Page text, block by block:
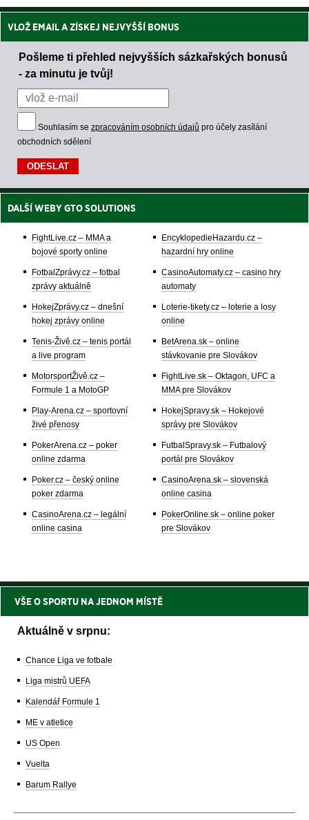
VLOŽ EMAIL A ZÍSKEJ NEJVYŠŠÍ BONUS
Pošleme ti přehled nejvyšších sázkařských bonusů
- za minutu je tvůj!
Souhlasím se zpracováním osobních údajů pro účely zasílání
obchodních sdělení
DALŠÍ WEBY GTO SOLUTIONS
FightLive.cz – MMA a
bojové sporty online
FotbalZprávy.cz – fotbal
zprávy aktuálně
HokejZprávy.cz – dnešní
hokej zprávy online
Tenis-Živě.cz – tenis portál
a live program
MotorsportŽivě.cz –
Formule 1 a MotoGP
Play-Arena.cz – sportovní
živé přenosy
PokerArena.cz – poker
online zdarma
Poker.cz – český online
poker zdarma
CasinoArena.cz – legální
online casina
EncyklopedieHazardu.cz –
hazardní hry online
CasinoAutomaty.cz – casino hry
automaty
Loterie-tikety.cz – loterie a losy
online
BetArena.sk – online
stávkovanie pre Slovákov
FightLive.sk – Oktagon, UFC a
MMA pre Slovákov
HokejSpravy.sk – Hokejové
správy pre Slovákov
FutbalSpravy.sk – Futbalový
portál pre Slovákov
CasinoArena.sk – slovenská
online casina
PokerOnline.sk – online poker
pre Slovákov
VŠE O SPORTU NA JEDNOM MÍSTĚ
Aktuálně v srpnu:
Chance Liga ve fotbale
Liga mistrů UEFA
Kalendář Formule 1
ME v atletice
US Open
Vuelta
Barum Rallye